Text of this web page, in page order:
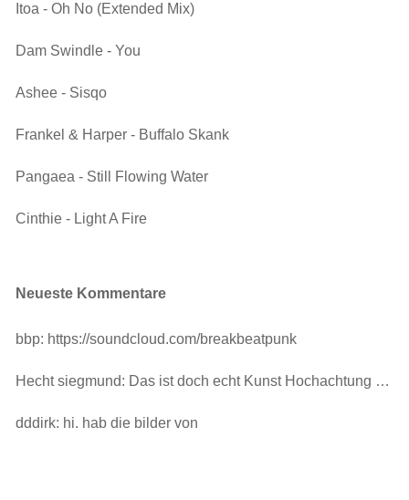
Itoa - Oh No (Extended Mix)
Dam Swindle - You
Ashee - Sisqo
Frankel & Harper - Buffalo Skank
Pangaea - Still Flowing Water
Cinthie - Light A Fire
Neueste Kommentare
bbp: https://soundcloud.com/breakbeatpunk
Hecht siegmund: Das ist doch echt Kunst Hochachtung …
dddirk: hi. hab die bilder von